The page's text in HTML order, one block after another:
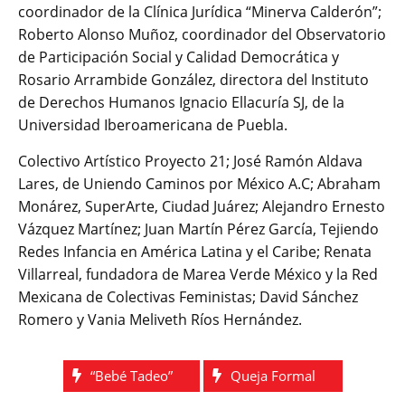
coordinador de la Clínica Jurídica “Minerva Calderón”;
Roberto Alonso Muñoz, coordinador del Observatorio
de Participación Social y Calidad Democrática y
Rosario Arrambide González, directora del Instituto
de Derechos Humanos Ignacio Ellacuría SJ, de la
Universidad Iberoamericana de Puebla.
Colectivo Artístico Proyecto 21; José Ramón Aldava
Lares, de Uniendo Caminos por México A.C; Abraham
Monárez, SuperArte, Ciudad Juárez; Alejandro Ernesto
Vázquez Martínez; Juan Martín Pérez García, Tejiendo
Redes Infancia en América Latina y el Caribe; Renata
Villarreal, fundadora de Marea Verde México y la Red
Mexicana de Colectivas Feministas; David Sánchez
Romero y Vania Meliveth Ríos Hernández.
“Bebé Tadeo” Queja Formal